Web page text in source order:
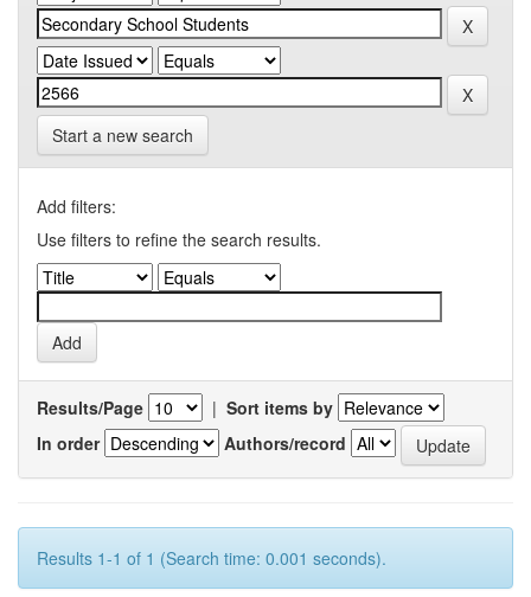
Start a new search
Add filters:
Use filters to refine the search results.
Results/Page | Sort items by
In order
Authors/record
Results 1-1 of 1 (Search time: 0.001 seconds).